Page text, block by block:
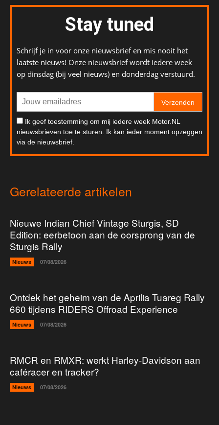
Stay tuned
Schrijf je in voor onze nieuwsbrief en mis nooit het
laatste nieuws! Onze nieuwsbrief wordt iedere week
op dinsdag (bij veel nieuws) en donderdag verstuurd.
Verzenden
Ik geef toestemming om mij iedere week Motor.NL
nieuwsbrieven toe te sturen. Ik kan ieder moment opzeggen
via de nieuwsbrief.
Gerelateerde artikelen
Nieuwe Indian Chief Vintage Sturgis, SD
Edition: eerbetoon aan de oorsprong van de
Sturgis Rally
Nieuws 07/08/2026
Ontdek het geheim van de Aprilia Tuareg Rally
660 tijdens RIDERS Offroad Experience
Nieuws 07/08/2026
RMCR en RMXR: werkt Harley-Davidson aan
caféracer en tracker?
Nieuws 07/08/2026